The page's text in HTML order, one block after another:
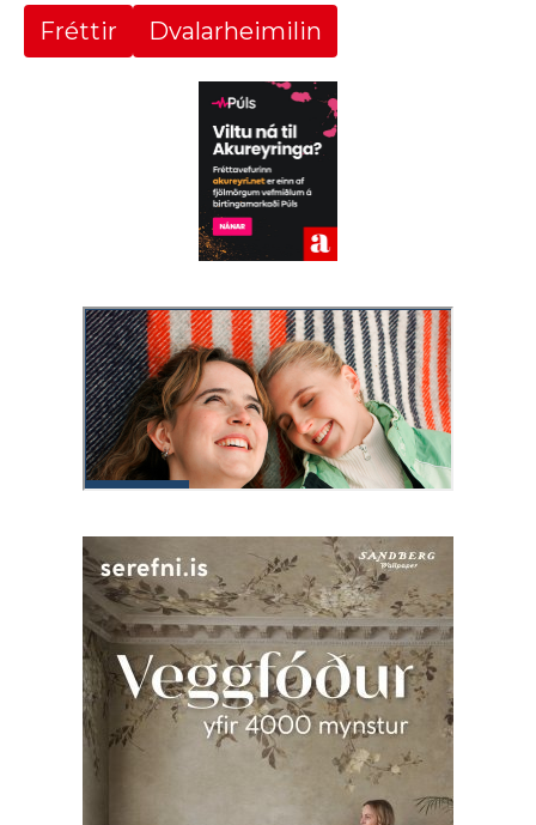
Fréttir Dvalarheimilin